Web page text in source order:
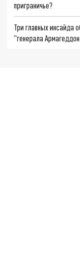
приграничье?
Три главных инсайда
"генерала